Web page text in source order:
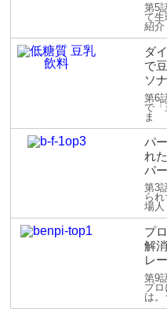
第5
て生
紹介
ダ
で
ソ
第6
で「
ま
パ
れ
パ
第3
ら
場人
プ
解
レ
第9
プ
は。